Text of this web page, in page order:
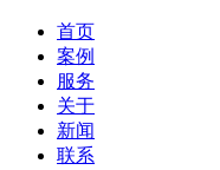
首页
案例
服务
关于
新闻
联系